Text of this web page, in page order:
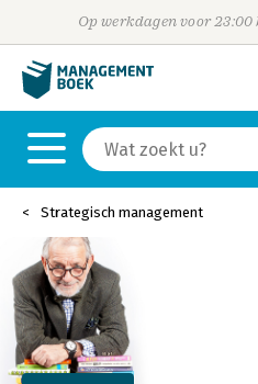
Op werkdagen voor
Strategisch management